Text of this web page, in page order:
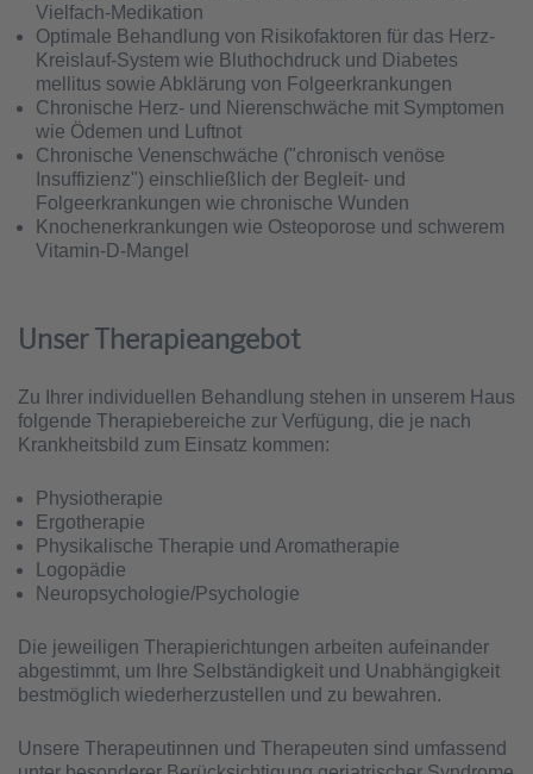
Vielfach-Medikation
Optimale Behandlung von Risikofaktoren für das Herz-
Kreislauf-System wie Bluthochdruck und Diabetes
mellitus sowie Abklärung von Folgeerkrankungen
Chronische Herz- und Nierenschwäche mit Symptomen
wie Ödemen und Luftnot
Chronische Venenschwäche ("chronisch venöse
Insuffizienz") einschließlich der Begleit- und
Folgeerkrankungen wie chronische Wunden
Knochenerkrankungen wie Osteoporose und schwerem
Vitamin-D-Mangel
Unser Therapieangebot
Zu Ihrer individuellen Behandlung stehen in unserem Haus
folgende Therapiebereiche zur Verfügung, die je nach
Krankheitsbild zum Einsatz kommen:
Physiotherapie
Ergotherapie
Physikalische Therapie und Aromatherapie
Logopädie
Neuropsychologie/Psychologie
Die jeweiligen Therapierichtungen arbeiten aufeinander
abgestimmt, um Ihre Selbständigkeit und Unabhängigkeit
bestmöglich wiederherzustellen und zu bewahren.
Unsere Therapeutinnen und Therapeuten sind umfassend